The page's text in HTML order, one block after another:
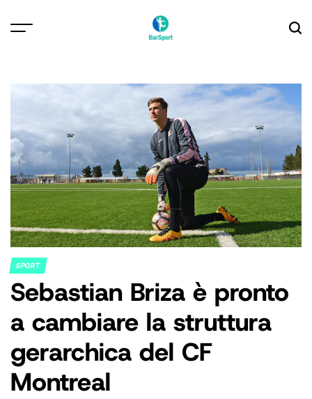
POSTED
IN
SPORT
Sebastian Briza è pronto
a cambiare la struttura
gerarchica del CF
Montreal